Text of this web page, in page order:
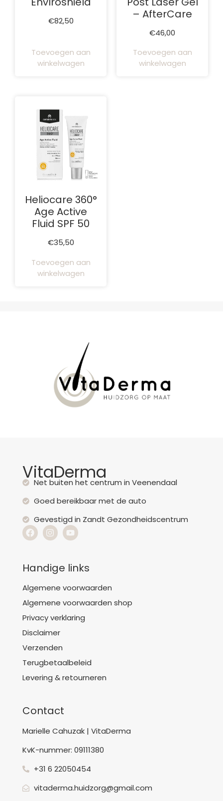
€82,50
Toevoegen aan
winkelwagen
– AfterCare
€46,00
Toevoegen aan
winkelwagen
Heliocare 360°
Age Active
Fluid SPF 50
€35,50
Toevoegen aan
winkelwagen
VitaDerma
Net buiten het centrum in Veenendaal
Goed bereikbaar met de auto
Gevestigd in Zandt Gezondheidscentrum
Handige links
Algemene voorwaarden
Algemene voorwaarden shop
Privacy verklaring
Disclaimer
Verzenden
Terugbetaalbeleid
Levering & retourneren
Contact
Marielle Cahuzak | VitaDerma
KvK-nummer: 09111380
+31 6 22050454
vitaderma.huidzorg@gmail.com